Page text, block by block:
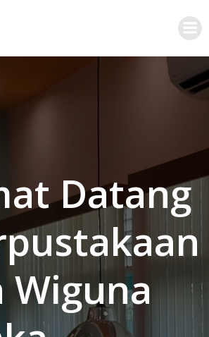
Datang
Wiguna